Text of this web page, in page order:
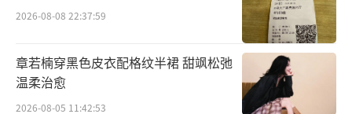
2026-08-08 22:37:59
章若楠穿黑色皮衣配格纹半裙 甜飒松弛
温柔治愈
2026-08-05 11:42:53